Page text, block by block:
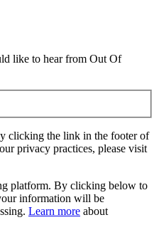
like to hear from Out Of
clicking the link in the footer of
privacy practices, please visit
platform. By clicking below to
information will be
Learn more about